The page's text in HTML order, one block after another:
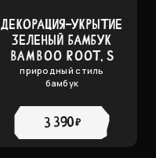
ДЕКОРАЦИЯ-УКРЫТИЕ
ЗЕЛЕНЫЙ БАМБУК
BAMBOO ROOT, S
природный стиль
бамбук
3 390 ₽